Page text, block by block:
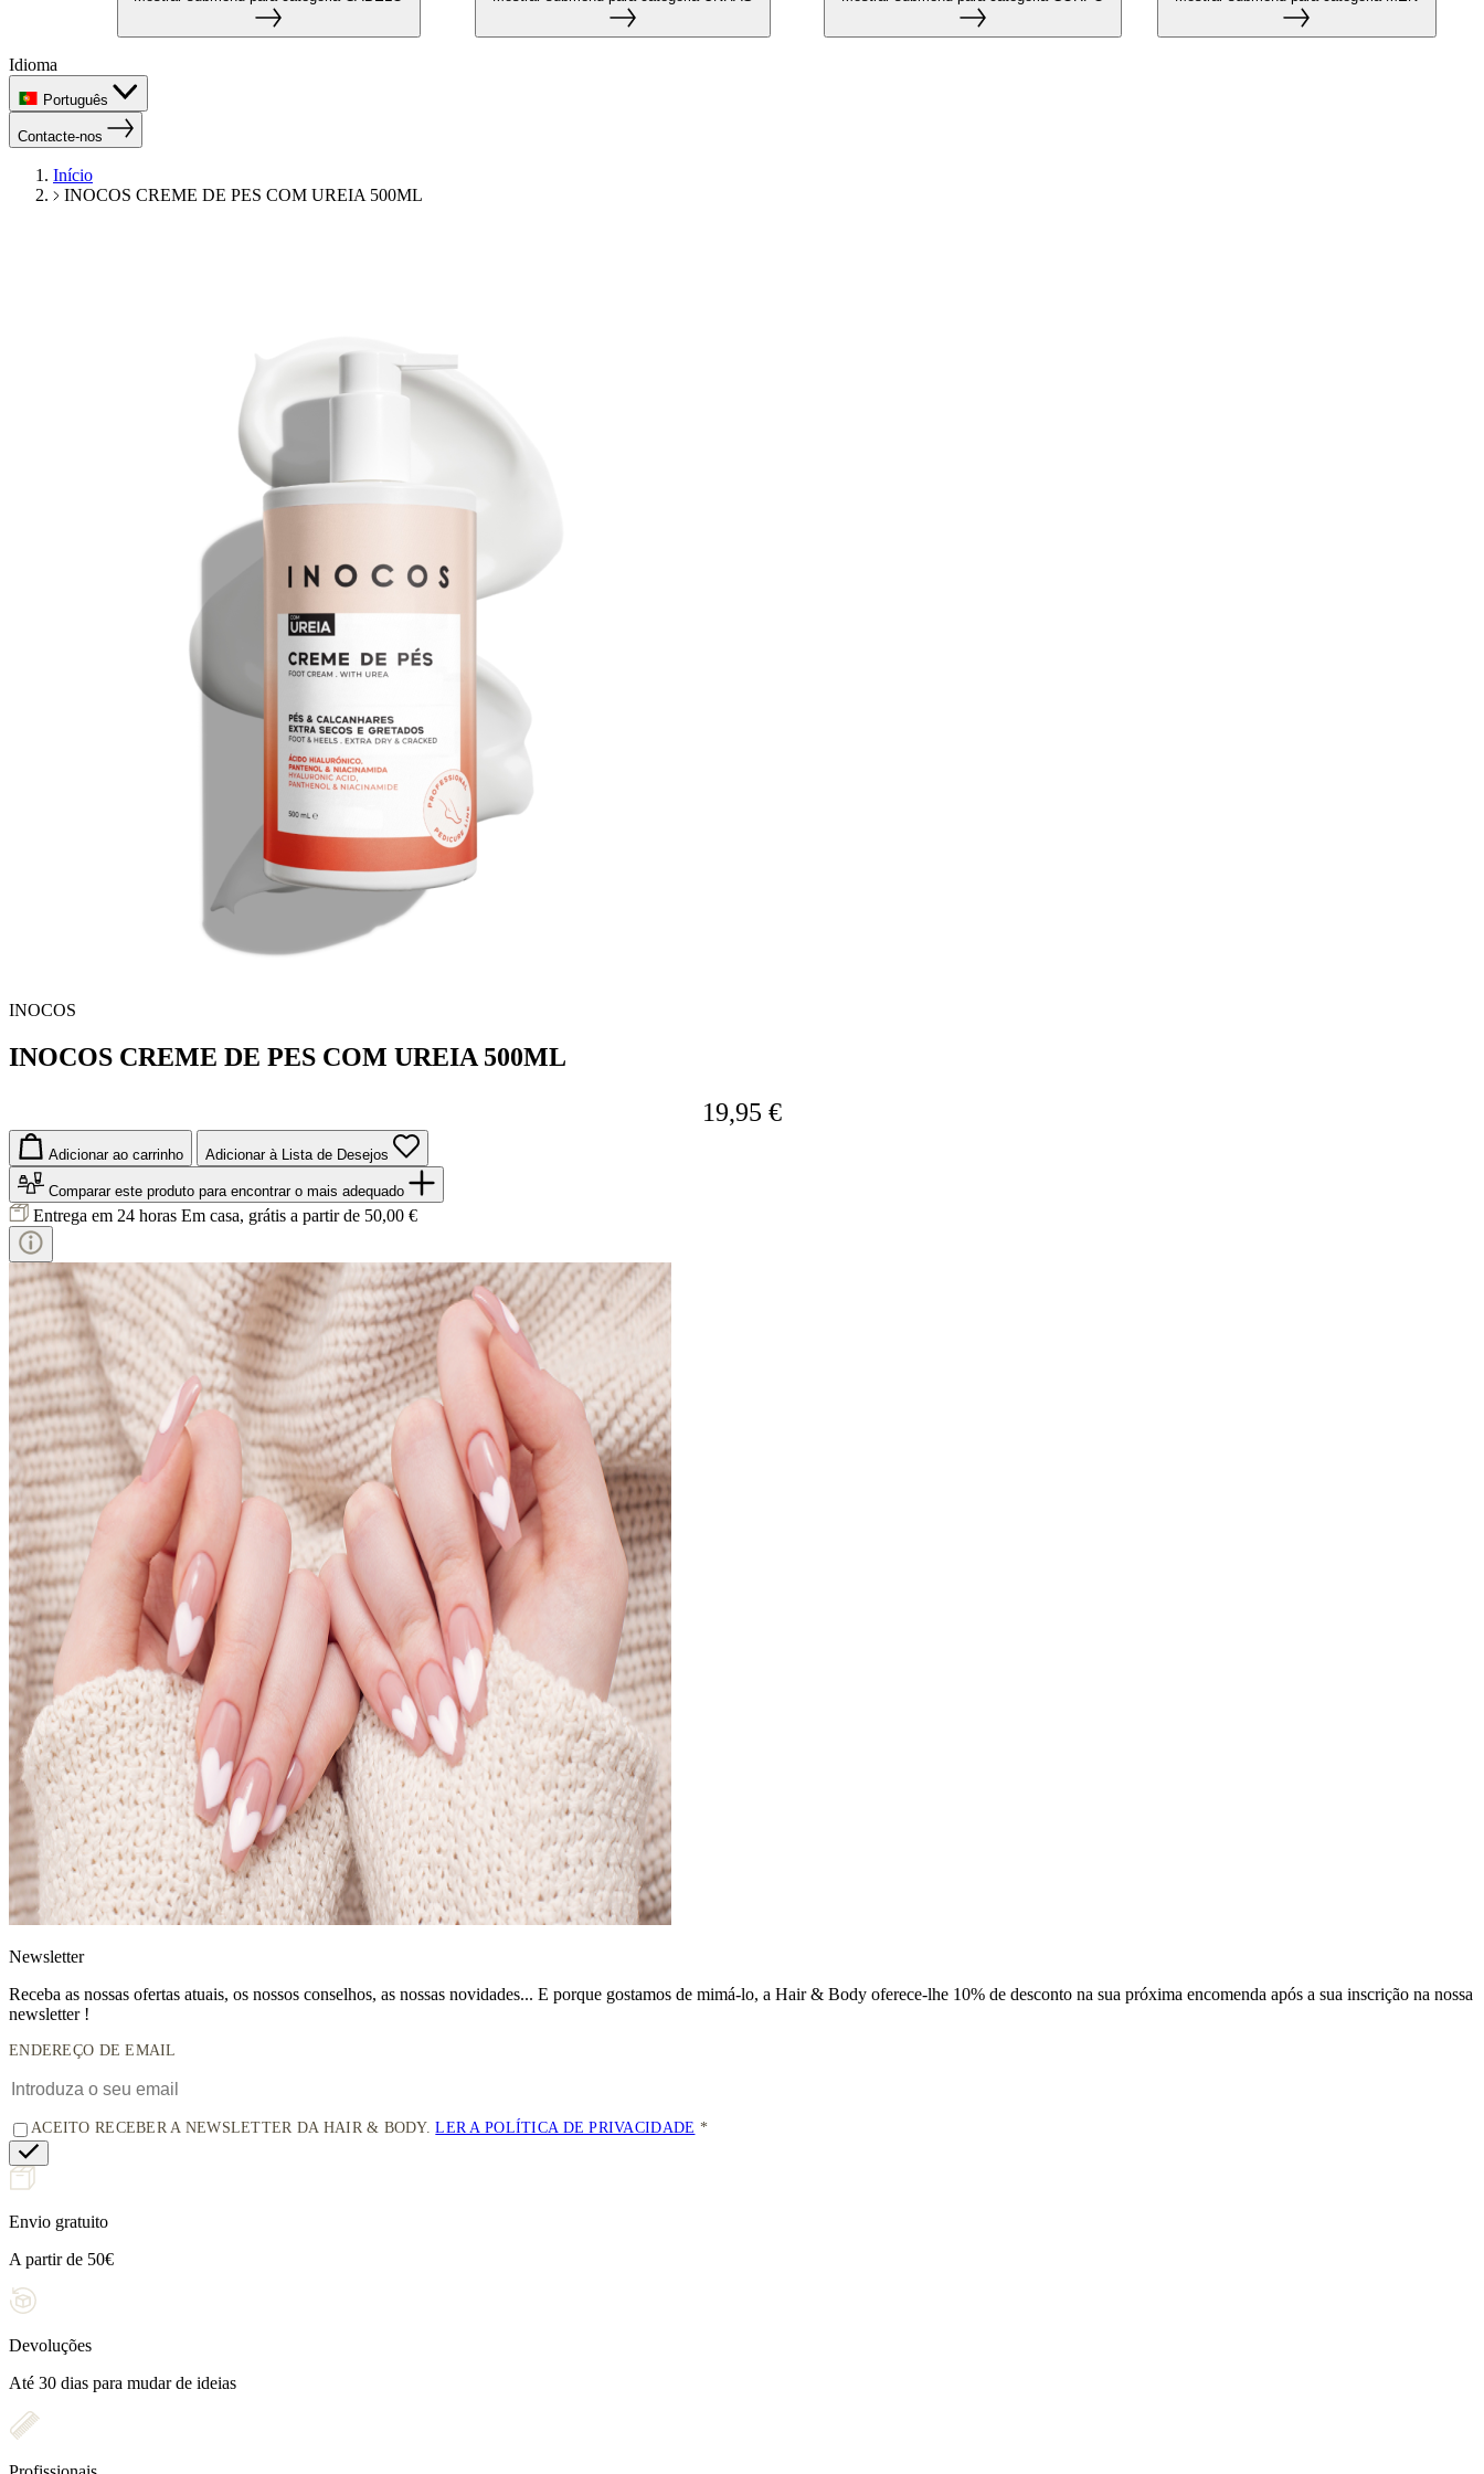
Idioma
Português
Contacte-nos
Início
INOCOS CREME DE PES COM UREIA 500ML
INOCOS
INOCOS CREME DE PES COM UREIA 500ML
19,95 €
Adicionar ao carrinho Adicionar à Lista de Desejos
Comparar este produto para encontrar o mais adequado
Entrega em 24 horas Em casa, grátis a partir de 50,00 €
Newsletter
Receba as nossas ofertas atuais, os nossos conselhos, as nossas novidades... E porque gostamos de mimá-lo, a Hair & Body oferece-lhe 10% de desconto na sua próxima encomenda após a sua inscrição na nossa
newsletter !
ENDEREÇO DE EMAIL
ACEITO RECEBER A NEWSLETTER DA HAIR & BODY.LER A POLÍTICA DE PRIVACIDADE
Envio gratuito
A partir de 50€
Devoluções
Até 30 dias para mudar de ideias